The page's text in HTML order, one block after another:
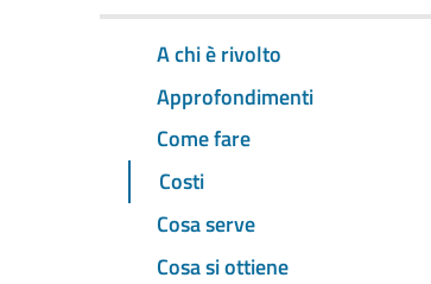
A chi è rivolto
Approfondimenti
Come fare
Costi
Cosa serve
Cosa si ottiene